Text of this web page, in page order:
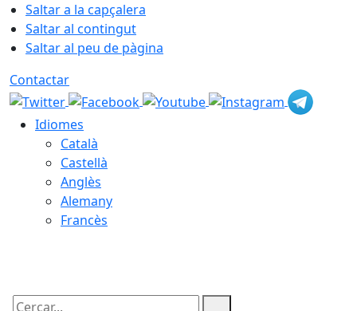
Saltar a la capçalera
Saltar al contingut
Saltar al peu de pàgina
Contactar
Idiomes
Català
Castellà
Anglès
Alemany
Francès